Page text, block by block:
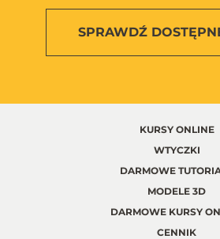
SPRAWDŹ
KURSY ONLINE
WTYCZKI
DARMOWE
MODELE 3D
DARMOWE KURSY
CENNIK